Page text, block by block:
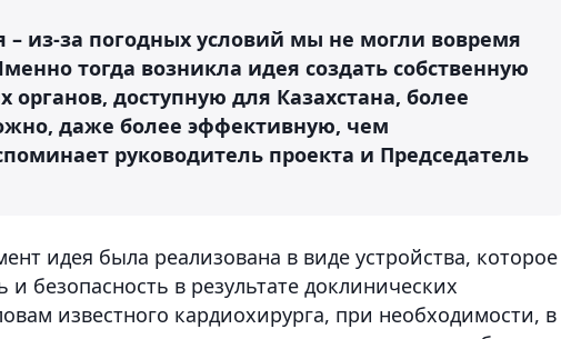
– из-за погодных условий мы не могли вовремя
тогда возникла идея создать собственную
органов, доступную для Казахстана, более
даже более эффективную, чем
руководитель проекта и Председатель
идея была реализована в виде устройства, которое
безопасность в результате доклинических
известного кардиохирурга, при необходимости, в